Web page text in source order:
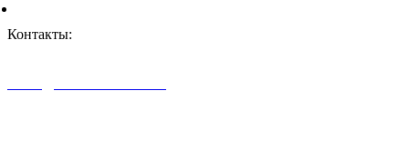
Контакты: